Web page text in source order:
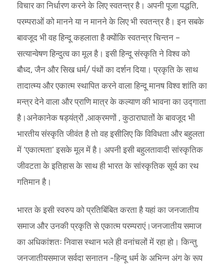
विचार का निर्धारण करने के लिए स्वतन्त्र है। अपनी पूजा पद्धति,
परम्पराओं को मानने या न मानने के लिए भी स्वतन्त्र है। इन सबके
बावजूद भी वह हिन्दू कहलाता है‌ क्योंकि स्वतन्त्र चिन्तन –
सत्यान्वेषण हिन्दुत्व का मूल है। इसी हिन्दू संस्कृति ने विश्व को
बौध्द, जैन और सिख धर्म/ पंथों का दर्शन दिया। प्रकृति के साथ
तादात्म्य और एकात्म स्थापित करने वाला हिन्दू मानष विश्व शांति का
मन्त्र देने वाला और प्राणि मात्र के कल्याण की भावना का उद्गाता
है।अनेकानेक षड्यंत्रों ,आक्रमणों , कुठाराघातों के बावजूद भी
भारतीय संस्कृति जीवंत है तो वह इसीलिए कि विविधता और बहुलता
में ‘एकात्मता’ इसके मूल में है। अपनी इसी बहुलतावादी सांस्कृतिक
जीवटता के इतिहास के साथ ही भारत के सांस्कृतिक सूर्य का रथ
गतिमान है।
भारत के इसी स्वरुप को प्रतिबिंबित करता है यहां का जनजातीय
समाज और उनकी प्रकृति से एकात्म परम्पराएं।जनजातीय समाज
का अधिकांशतः निवास स्थान भले ही वनांचलों में रहा हो‌। किन्तु
जनजातीयसमाज सर्वदा सनातन -हिन्दू धर्म के अभिन्न अंग के रूप